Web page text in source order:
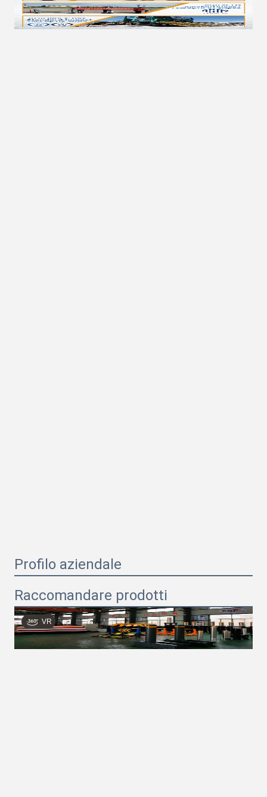
Profilo aziendale
Raccomandare prodotti
VR